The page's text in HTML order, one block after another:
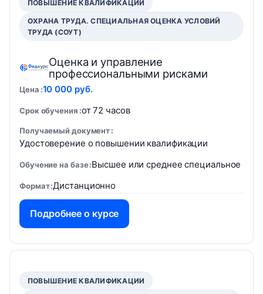
ПОВЫШЕНИЕ КВАЛИФИКАЦИИ
ОХРАНА ТРУДА. СПЕЦИАЛЬНАЯ ОЦЕНКА УСЛОВИЙ
ТРУДА (СОУТ)
Оценка и управление
профессиональными рисками
Цена 10 000 руб.
Срок обучения от 72 часов
Получаемый документ
Удостоверение о повышении квалификации
Обучение на базе Высшее или среднее специальное
Формат Дистанционно
Подробнее о курсе
ПОВЫШЕНИЕ КВАЛИФИКАЦИИ